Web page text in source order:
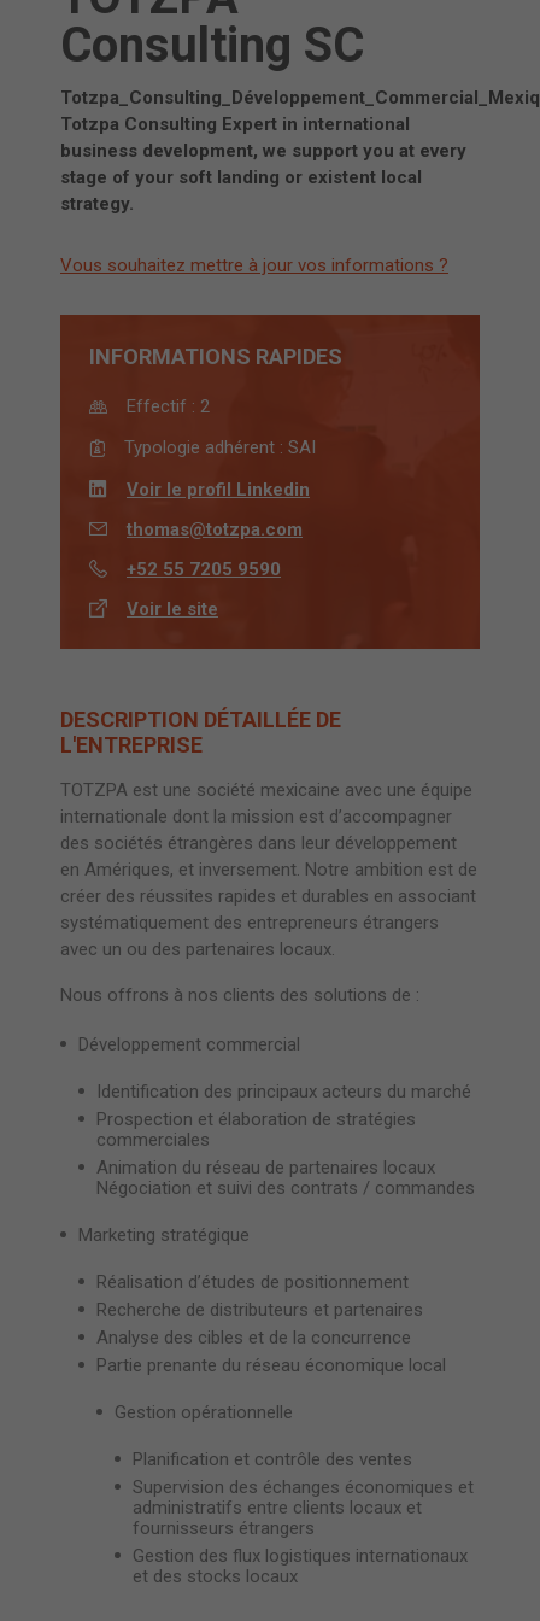
Consulting SC
Totzpa Consulting Expert in international
business development, we support you at every
stage of your soft landing or existent local
strategy.
Vous souhaitez mettre à jour vos informations ?
INFORMATIONS RAPIDES
Effectif : 2
Typologie adhérent : SAI
Voir le profil Linkedin
thomas@totzpa.com
+52 55 7205 9590
Voir le site
DESCRIPTION DÉTAILLÉE DE
L'ENTREPRISE
TOTZPA est une société mexicaine avec une équipe
internationale dont la mission est d’accompagner
des sociétés étrangères dans leur développement
en Amériques, et inversement. Notre ambition est de
créer des réussites rapides et durables en associant
systématiquement des entrepreneurs étrangers
avec un ou des partenaires locaux.
Nous offrons à nos clients des solutions de :
Développement commercial
Identification des principaux acteurs du marché
Prospection et élaboration de stratégies
commerciales
Animation du réseau de partenaires locaux
Négociation et suivi des contrats / commandes
Marketing stratégique
Réalisation d’études de positionnement
Recherche de distributeurs et partenaires
Analyse des cibles et de la concurrence
Partie prenante du réseau économique local
Gestion opérationnelle
Planification et contrôle des ventes
Supervision des échanges économiques et
administratifs entre clients locaux et
fournisseurs étrangers
Gestion des flux logistiques internationaux
et des stocks locaux